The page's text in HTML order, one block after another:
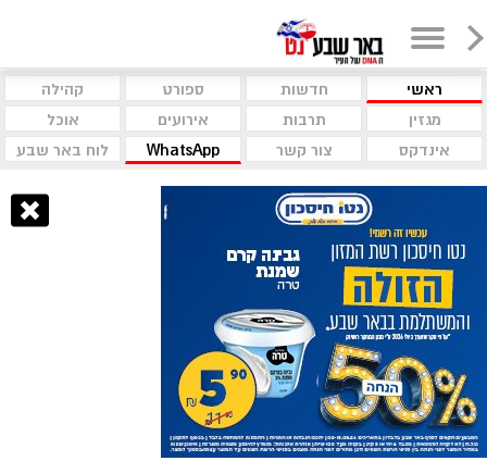
ראשי חדשות ספורט
קהילה
מגזין
תרבות אירועים
אוכל
אינדקס
צור קשר WhatsApp לוח באר שבע